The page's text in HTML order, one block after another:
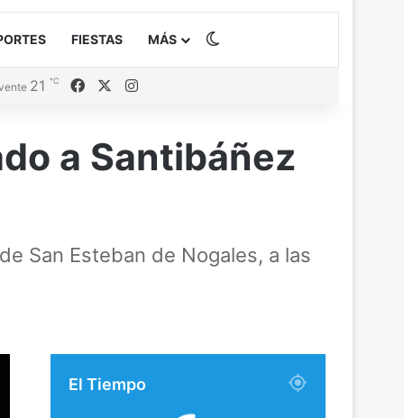
FIESTAS MÁS
21 ℃ FacebookInstagram
a Santibáñez
San Esteban de Nogales, a las
El Tiempo